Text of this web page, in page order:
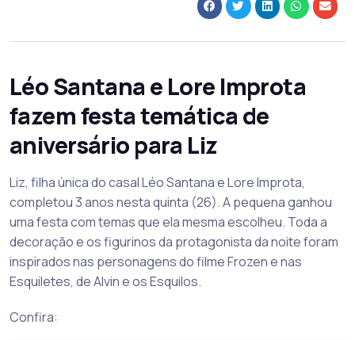
Léo Santana e Lore Improta
fazem festa temática de
aniversário para Liz
Liz, filha única do casal Léo Santana e Lore Improta,
completou 3 anos nesta quinta (26). A pequena ganhou
uma festa com temas que ela mesma escolheu. Toda a
decoração e os figurinos da protagonista da noite foram
inspirados nas personagens do filme Frozen e nas
Esquiletes, de Alvin e os Esquilos.
Confira: